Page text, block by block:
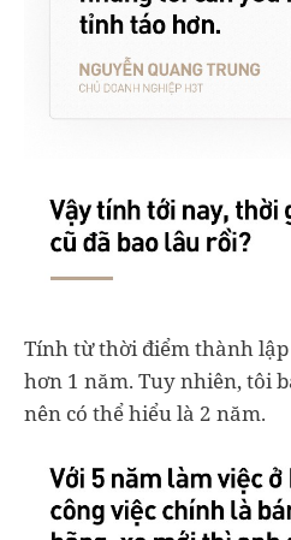
Tính từ thời điểm thành
hơn 1 năm. Tuy nhiên, tôi
nên có thể hiểu là 2 năm.